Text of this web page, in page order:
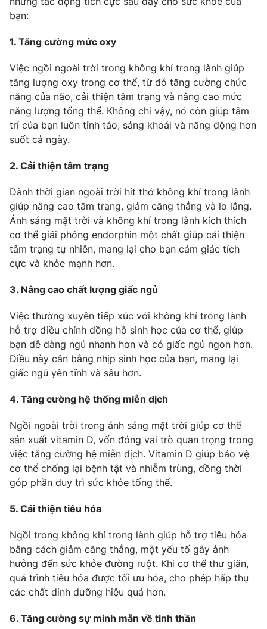
Thị trường
Tư vấn
Lịch phát sóng
Emagazine Podcast
Photo Infographic
VTV Sức khoẻ Bất động sản
Thị trường 24h Tấm lòng Việt
VTV4 Vươn mình bằng AI
VTV9 VTV8
Liên hệ tòa soạn English
THỜI BÁO VTV
Theo dõi báo trên
Cơ quan chủ quản:Đài Truyền hình Việt Nam
Giấy phép hoạt động báo in và báo điện tử số 483/GP-BTTTT
cấp ngày 29/12/2023
Tổng Biên tập:
Vũ Thanh Thủy
Phó Tổng Biên tập:Nguyễn Thị Mỹ Hạnh, Phạm Quốc Thắng,
Tổng đài VTV:024.38 355 931 - 024.38 355 932
bạn:
1. Tăng cường mức oxy
Việc ngồi ngoài trời trong không khí trong lành giúp
tăng lượng oxy trong cơ thể, từ đó tăng cường chức
năng của não, cải thiện tâm trạng và nâng cao mức
năng lượng tổng thể. Không chỉ vậy, nó còn giúp tâm
trí của bạn luôn tỉnh táo, sảng khoái và năng động hơn
suốt cả ngày.
2. Cải thiện tâm trạng
Dành thời gian ngoài trời hít thở không khí trong lành
giúp nâng cao tâm trạng, giảm căng thẳng và lo lắng.
Ánh sáng mặt trời và không khí trong lành kích thích
cơ thể giải phóng endorphin một chất giúp cải thiện
tâm trạng tự nhiên, mang lại cho bạn cảm giác tích
cực và khỏe mạnh hơn.
3. Nâng cao chất lượng giấc ngủ
Việc thường xuyên tiếp xúc với không khí trong lành
hỗ trợ điều chỉnh đồng hồ sinh học của cơ thể, giúp
bạn dễ dàng ngủ nhanh hơn và có giấc ngủ ngon hơn.
Điều này cân bằng nhịp sinh học của bạn, mang lại
giấc ngủ yên tĩnh và sâu hơn.
4. Tăng cường hệ thống miễn dịch
Ngồi ngoài trời trong ánh sáng mặt trời giúp cơ thể
sản xuất vitamin D, vốn đóng vai trò quan trọng trong
việc tăng cường hệ miễn dịch. Vitamin D giúp bảo vệ
cơ thể chống lại bệnh tật và nhiễm trùng, đồng thời
góp phần duy trì sức khỏe tổng thể.
5. Cải thiện tiêu hóa
Ngồi trong không khí trong lành giúp hỗ trợ tiêu hóa
bằng cách giảm căng thẳng, một yếu tố gây ảnh
hưởng đến sức khỏe đường ruột. Khi cơ thể thư giãn,
quá trình tiêu hóa được tối ưu hóa, cho phép hấp thụ
các chất dinh dưỡng hiệu quả hơn.
6. Tăng cường sự minh mẫn về tinh thần